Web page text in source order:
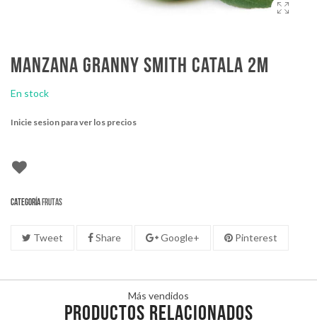
Manzana granny smith catala 2m
En stock
Inicie sesion para ver los precios
CategoríaFrutas
Tweet Share Google+ Pinterest
Más vendidos
PRODUCTOS RELACIONADOS